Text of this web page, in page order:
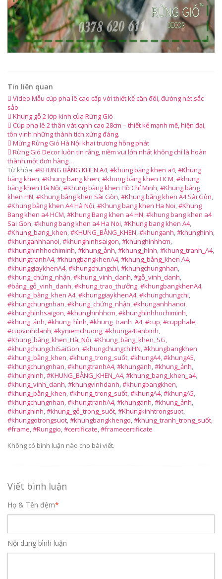
Tin liên quan
Video Mẫu cúp pha lê cao cấp với thiết kế cân đối, đường nét sắc
sảo
Khung gỗ 2 lớp kính của Rừng Gió
Cúp pha lê 2 thân vát cạnh cao 28cm – thiết kế mạnh mẽ, hiện đại,
tôn vinh những thành tích xứng đáng.
Mừng Rừng Gió Hà Nội khai trương hồng phát
Rừng Gió Decor luôn tin rằng, niềm vui lớn nhất không chỉ là hoàn
thành một đơn hàng…
Từ khóa: #KHUNG BẰNG KHEN A4,#khung bằng khen a4,#Khung
bằng khen,#Khung bang khen,#khung bằng khen HCM,#khung
bằng khen Hà Nội,#Khung bằng khen Hồ Chí Minh,#Khung bằng
khen HN,#Khung bằng khen Sài Gòn,#Khung bằng khen A4 Sài Gòn,
#Khung bằng khen A4 Hà Nội,#Khung bang khen Ha Noi,#Khung
Bang khen a4 HCM,#Khung Bang khen a4 HN,#khung bang khen a4
Sai Gon,#khung bang khen a4 Ha Noi,#Khung bang khen A4,
#Khung_bang_khen,#KHUNG_BẰNG_KHEN,#khunganh,#khunghinh,
#khunganhhanoi,#khunghinhsaigon,#khunghinhhcm,
#khunghinhhochiminh,#khung_ảnh,#khung_hình,#khung_tranh_A4,
#khungtranhA4,#khungbangkhenA4,#khung_bằng_khen A4,
#khunggiaykhenA4,#khungchungchi,#khungchungnhan,
#khung_chứng_nhận,#khung_vinh_danh,#gỗ_vinh_danh,
#bảng_gỗ_vinh_danh,#khung_trao_thưởng,#khungbangkhenA4,
#khung_bằng_khen A4,#khunggiaykhenA4,#khungchungchi,
#khungchungnhan,#khung_chứng_nhận,#khunganhhanoi,
#khunghinhsaigon,#khunghinhhcm,#khunghinhhochiminh,
#khung_ảnh,#khung_hình,#khung_tranh_A4,#cup,#cupphale,
#cupvinhdanh,#kyniemchuong,#khunga4tanbinh,
#Khung_bằng_khen_Hà_Nội,#Khung_bằng_khen_SG,
#khungchungchiSaiGon,#khungchungchiHN,#khungbangkhen
#khung_bằng_khen,#khung_trong_suốt,#khungA4,#khungA5,
#khungchungnhan,#khungtranhA4,#khunganh,#khung_ảnh,
#khunghinh,#KHUNG_BẰNG_KHEN_A4,#khung_bang_khen_a4,
#khung_vinh_danh,#khungvinhdanh,#khungbangkhen,
#khung_bằng_khen,#khung_trong_suốt,#khungA4,#khungA5,
#khungchungnhan,#khungtranhA4,#khunganh,#khung_ảnh,
#khunghinh,#khung_gỗ_trong_suốt,#Khungkinhtrongsuot,
#khunggotrongsuot,#khungbangkhengo,#khung_tranh_trong_suốt,
#frame,#Runggio,#certificate,#framecertificate
Không có bình luận nào cho bài viết.
Viết bình luận
*
Họ & Tên đệm
Nội dung bình luận